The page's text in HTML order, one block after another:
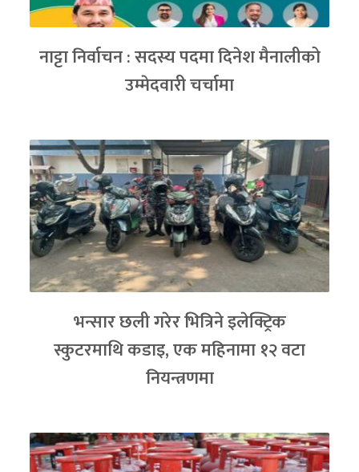
नाट्टा निर्वाचन : सदस्य पदमा दिनेश मैनालीको
उम्मेदवारी चर्चामा
भन्सार छली गरेर भित्रिने इलेक्ट्रिक
स्कुटरमाथि कडाइ, एक महिनामा १२ वटा
नियन्त्रणमा